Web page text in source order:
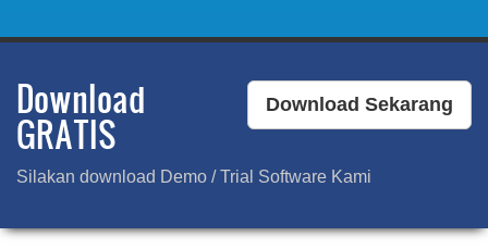
Download Sekarang
Download
GRATIS
Silakan download Demo / Trial Software Kami